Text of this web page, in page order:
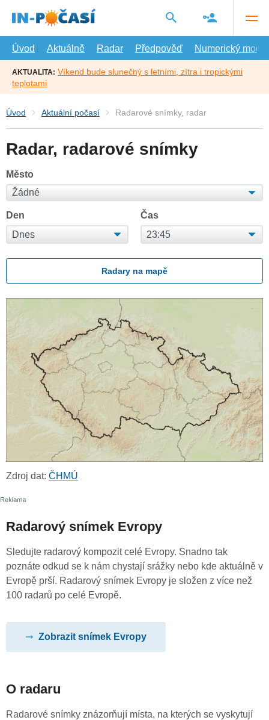
hlavní
Úvod
Aktuálně Radar Předpověď Numerický model
AKTUALITA: Víkend bude slunečný s letními, zítra i tropickými
teplotami
Úvod Aktuální počasí Radarové snímky, radar
Radar, radarové snímky
Město
Den Čas
Radary na mapě
Zdroj dat: ČHMÚ
Radarový snímek Evropy
Sledujte radarový kompozit celé Evropy. Snadno tak
poznáte odkud se k nám chystají srážky nebo kde aktuálně v
Evropě prší. Radarový snímek Evropy je složen z více než
100 radarů po celé Evropě.
Zobrazit snímek Evropy
O radaru
Radarové snímky znázorňují místa, na kterých se vyskytují